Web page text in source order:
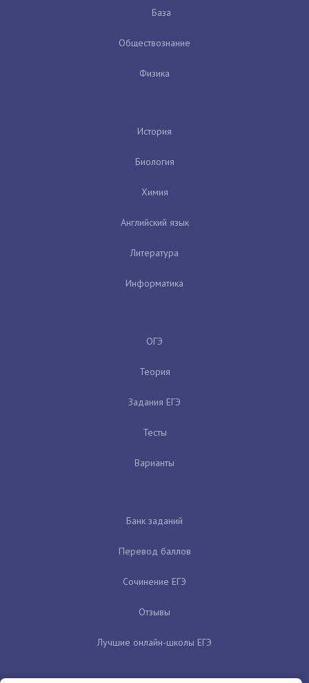
База
Обществознание
Физика
История
Биология
Химия
Английский язык
Литература
Информатика
ОГЭ
Теория
Задания ЕГЭ
Тесты
Варианты
Банк заданий
Перевод баллов
Сочинение ЕГЭ
Отзывы
Лучшие онлайн-школы ЕГЭ